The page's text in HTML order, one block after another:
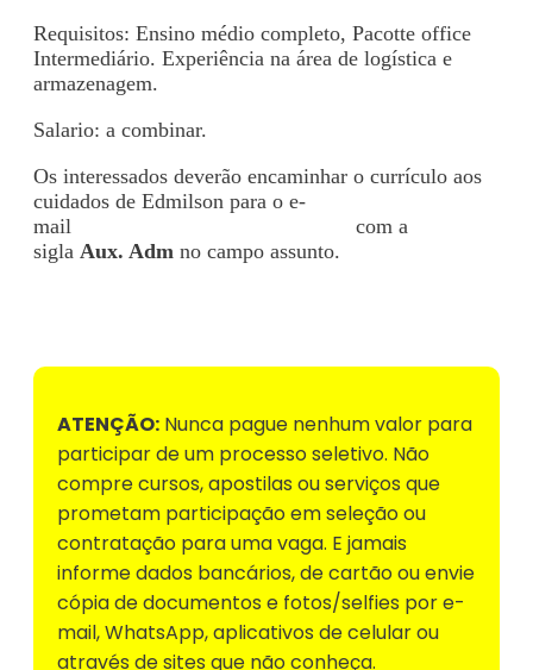
Requisitos: Ensino médio completo, Pacotte office
Intermediário. Experiência na área de logística e
armazenagem.
Salario: a combinar.
Os interessados deverão encaminhar o currículo aos
cuidados de Edmilson para o e-
mail
com a
sigla Aux. Adm no campo assunto.
ATENÇÃO: Nunca pague nenhum valor para
participar de um processo seletivo. Não
compre cursos, apostilas ou serviços que
prometam participação em seleção ou
contratação para uma vaga. E jamais
informe dados bancários, de cartão ou envie
cópia de documentos e fotos/selfies por e-
mail, WhatsApp, aplicativos de celular ou
através de sites que não conheça.